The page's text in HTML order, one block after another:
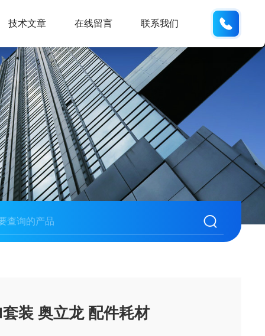
技术文章 在线留言 联系我们
装 奥立龙 配件耗材